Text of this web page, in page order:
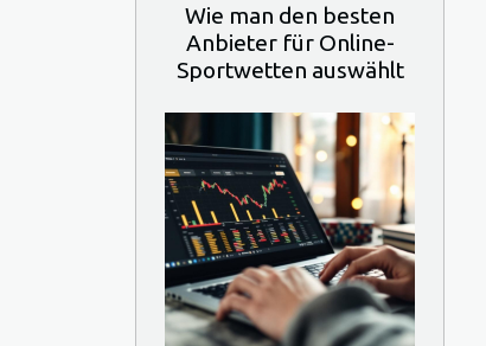
Wie man den besten
Anbieter für Online-
Sportwetten auswählt